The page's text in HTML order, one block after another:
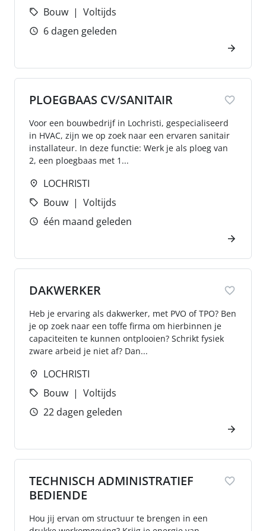
Bouw
Voltijds
6 dagen geleden
PLOEGBAAS CV/SANITAIR
Voor een bouwbedrijf in Lochristi, gespecialiseerd
in HVAC, zijn we op zoek naar een ervaren sanitair
installateur. In deze functie: Werk je als ploeg van
2, een ploegbaas met 1...
LOCHRISTI
Bouw
Voltijds
één maand geleden
DAKWERKER
Heb je ervaring als dakwerker, met PVO of TPO? Ben
je op zoek naar een toffe firma om hierbinnen je
capaciteiten te kunnen ontplooien? Schrikt fysiek
zware arbeid je niet af? Dan...
LOCHRISTI
Bouw
Voltijds
22 dagen geleden
TECHNISCH ADMINISTRATIEF
BEDIENDE
Hou jij ervan om structuur te brengen in een